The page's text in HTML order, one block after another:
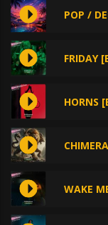
POP /
FRIDAY
HORNS
WAKE